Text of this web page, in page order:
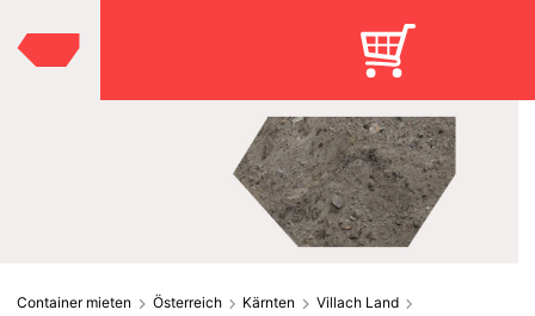
Container mieten Österreich Kärnten
Villach Land